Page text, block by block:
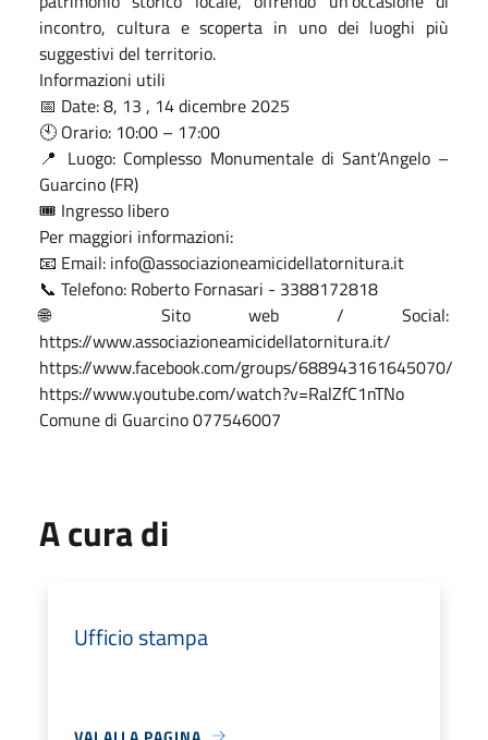
incontro, cultura e scoperta in uno dei luoghi più
suggestivi del territorio.
Informazioni utili
📅 Date: 8, 13 , 14 dicembre 2025
🕙 Orario: 10:00 – 17:00
📍 Luogo: Complesso Monumentale di Sant’Angelo –
Guarcino (FR)
🎟 Ingresso libero
Per maggiori informazioni:
📧 Email: info@associazioneamicidellatornitura.it
📞 Telefono: Roberto Fornasari - 3388172818
🌐 Sito web / Social:
https://www.associazioneamicidellatornitura.it/
https://www.facebook.com/groups/688943161645070/
https://www.youtube.com/watch?v=RalZfC1nTNo
Comune di Guarcino 077546007
A cura di
Ufficio stampa